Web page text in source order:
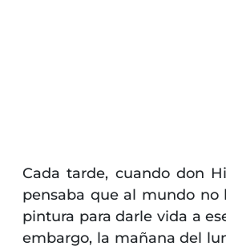
Cada tarde, cuando don
pensaba que al mundo
pintura para darle vida a
embargo, la mañana del